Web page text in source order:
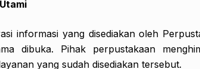
informasi yang disediakan oleh
dibuka. Pihak perpustakaan
yang sudah disediakan tersebut.